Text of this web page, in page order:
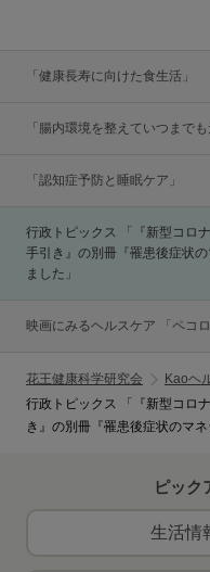
「健康長寿に向けた食生活」
「腸内環境を整えていつまでも
「認知症予防と睡眠ケア」
行政トピックス 「『新型コロ
手引き』の別冊『罹患後症状
ました」
映画にみるヘルスケア 「ペコ
花王健康科学研究会
Kaoヘ
行政トピックス 「『新型コロ
き』の別冊『罹患後症状のマ
ピック
生活情